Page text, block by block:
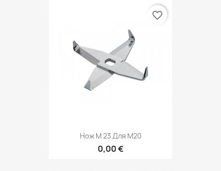
Нож M 23 Для M20
0,00 €
favorite_border